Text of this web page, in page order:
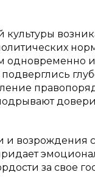
культуры
одновременно
и возрождения
за свое